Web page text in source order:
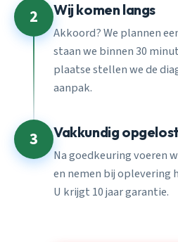
2 Wij komen langs
Akkoord? We plannen
staan we binnen 30
plaatse stellen we de
aanpak.
3 Vakkundig
Na goedkeuring voeren
en nemen bij oplevering
U krijgt 10 jaar garantie.